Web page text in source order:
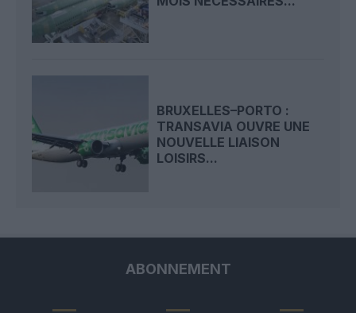
BRUXELLES–PORTO :
TRANSAVIA OUVRE UNE
NOUVELLE LIAISON
LOISIRS...
ABONNEMENT